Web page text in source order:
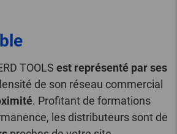
TOOLS est représenté par ses
de son réseau commercial
. Profitant de formations
les distributeurs sont de